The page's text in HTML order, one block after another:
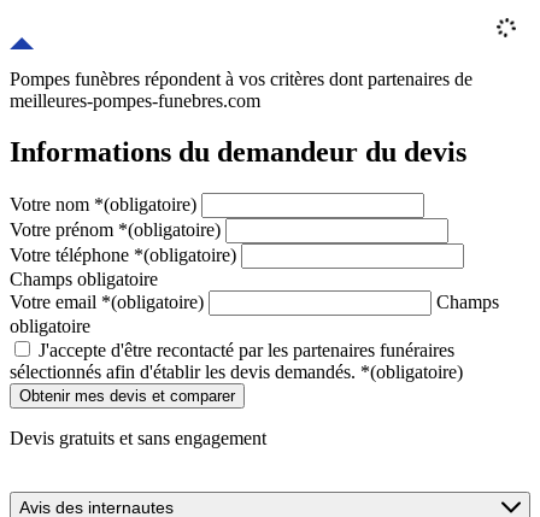
Pompes funèbres répondent à vos critères dont partenaires de
meilleures-pompes-funebres.com
Informations du demandeur du devis
Votre nom *(obligatoire)
Votre prénom *(obligatoire)
Votre téléphone *(obligatoire)
Champs obligatoire
Votre email *(obligatoire)
Champs
obligatoire
J'accepte d'être recontacté par les partenaires funéraires
sélectionnés afin d'établir les devis demandés. *(obligatoire)
Devis gratuits et sans engagement
Avis des internautes